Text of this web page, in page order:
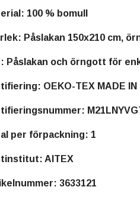
100 % bomull
Påslakan 150x210 cm,
Påslakan och örngott för
OEKO-TEX MADE IN
per förpackning: 1
AITEX
3633121